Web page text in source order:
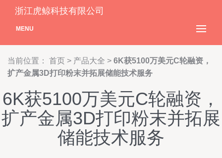
浙江虎鲸科技有限公司
MENU
当前位置： 首页 > 产品大全 > 6K获5100万美元C轮融资，
扩产金属3D打印粉末并拓展储能技术服务
6K获5100万美元C轮融资，
扩产金属3D打印粉末并拓展
储能技术服务